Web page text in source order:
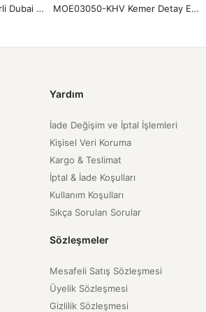
MOE03050-KHV Kemer Detay Etek-Kahve MOE03060-LCV Büzgü Gazzeli Soft Etek-Lacivert
Yardım
İade Değişim ve İptal İşlemleri
Kişisel Veri Koruma
Kargo & Teslimat
İptal & İade Koşulları
Kullanım Koşulları
Sıkça Sorulan Sorular
Sözleşmeler
Mesafeli Satış Sözleşmesi
Üyelik Sözleşmesi
Gizlilik Sözleşmesi